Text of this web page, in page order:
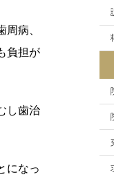
病、
負担が
し歯治
になっ